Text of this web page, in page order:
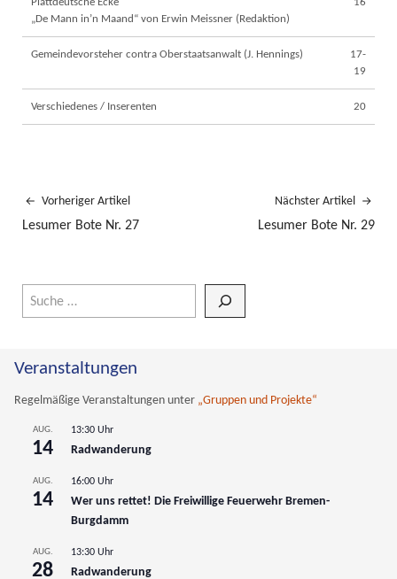
Plattdeutsche Ecke
„De Mann in’n Maand“ von Erwin Meissner (Redaktion)
16
Gemeindevorsteher contra Oberstaatsanwalt (J. Hennings)
17-
19
Verschiedenes / Inserenten 20
Vorheriger Artikel
Lesumer Bote Nr. 27
Nächster Artikel
Lesumer Bote Nr. 29
Veranstaltungen
Regelmäßige Veranstaltungen unter „Gruppen und Projekte“
AUG.
14
13:30 Uhr
Radwanderung
AUG.
14
16:00 Uhr
Wer uns rettet! Die Freiwillige Feuerwehr Bremen-
Burgdamm
AUG.
28
13:30 Uhr
Radwanderung